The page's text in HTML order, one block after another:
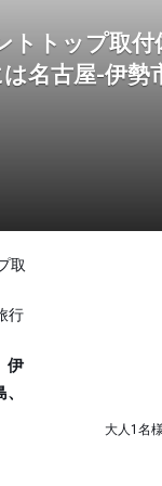
トップ取付
古屋-伊勢
取
行
伊
大人1名